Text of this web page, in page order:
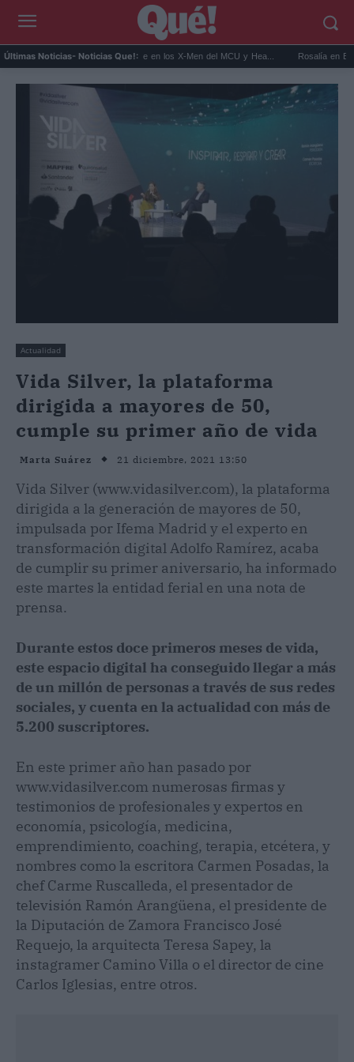
Últimas Noticias- Noticias Que!:
Kit Connor será Cíclope en los X-Men del MCU y Hea... Rosalía en Buenos
Actualidad
Vida Silver, la plataforma
dirigida a mayores de 50,
cumple su primer año de vida
Marta Suárez 21 diciembre, 2021 13:50
Vida Silver (www.vidasilver.com), la plataforma
dirigida a la generación de mayores de 50,
impulsada por Ifema Madrid y el experto en
transformación digital Adolfo Ramírez, acaba
de cumplir su primer aniversario, ha informado
este martes la entidad ferial en una nota de
prensa.
Durante estos doce primeros meses de vida,
este espacio digital ha conseguido llegar a más
de un millón de personas a través de sus redes
sociales, y cuenta en la actualidad con más de
5.200 suscriptores.
En este primer año han pasado por
www.vidasilver.com numerosas firmas y
testimonios de profesionales y expertos en
economía, psicología, medicina,
emprendimiento, coaching, terapia, etcétera, y
nombres como la escritora Carmen Posadas, la
chef Carme Ruscalleda, el presentador de
televisión Ramón Arangüena, el presidente de
la Diputación de Zamora Francisco José
Requejo, la arquitecta Teresa Sapey, la
instagramer Camino Villa o el director de cine
Carlos Iglesias, entre otros.